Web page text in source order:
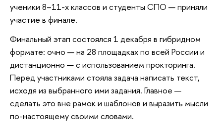
ученики 8–11-х классов и студенты СПО — приняли
участие в финале.
Финальный этап состоялся 1 декабря в гибридном
формате: очно — на 28 площадках по всей России и
дистанционно — с использованием прокторинга.
Перед участниками стояла задача написать текст,
исходя из выбранного ими задания. Главное —
сделать это вне рамок и шаблонов и выразить мысли
по-настоящему своими словами.